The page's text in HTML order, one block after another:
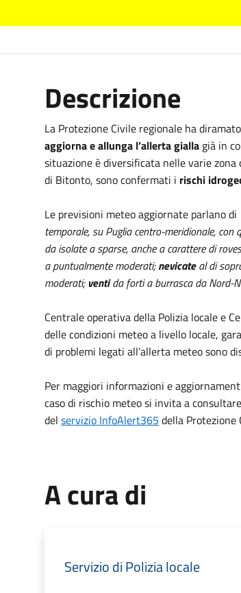
Descrizione
La Protezione Civile regionale ha diramato
aggiorna e allunga l’allerta gialla già in
situazione è diversificata nelle varie zona
di Bitonto, sono confermati i rischi
Le previsioni meteo aggiornate parlano di
temporale, su Puglia centro-meridionale,
da isolate a sparse, anche a carattere di
a puntualmente moderati;nevicateal di
moderati; ventida forti a burrasca da Nord-
Centrale operativa della Polizia locale e
delle condizioni meteo a livello locale,
di problemi legati all’allerta meteo sono
Per maggiori informazioni e
caso di rischio meteo si invita a
delservizio InfoAlert365 della
A cura di
Servizio di Polizia locale